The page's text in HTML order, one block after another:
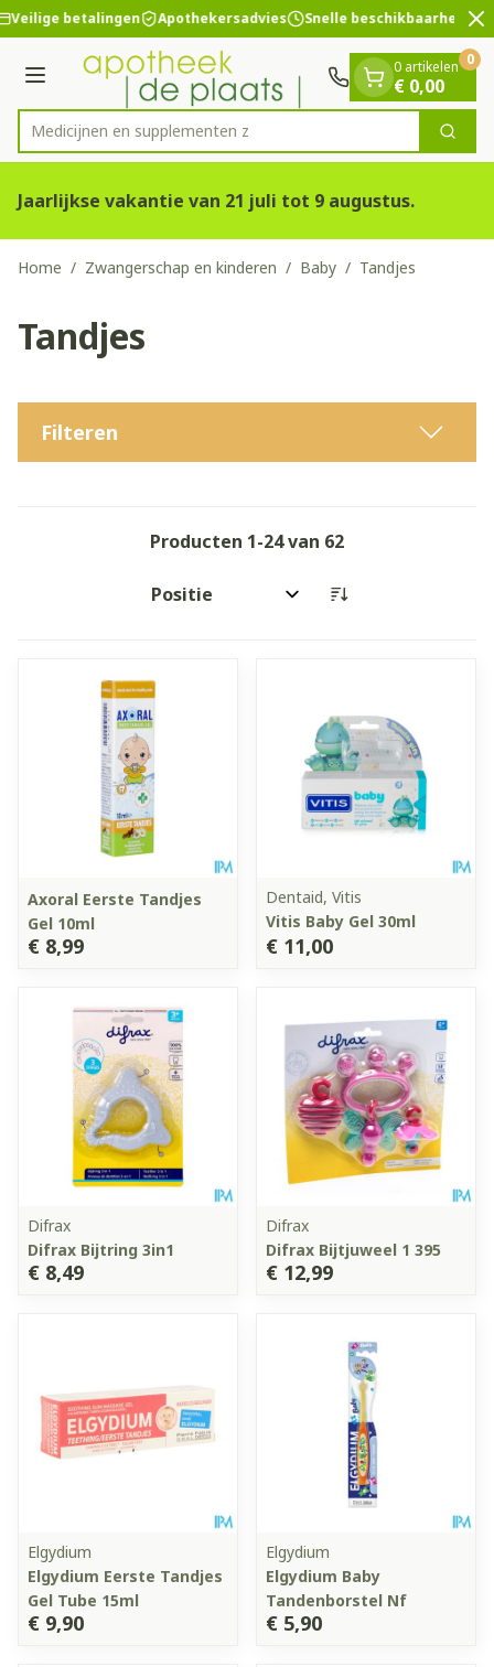
Ga naar de inhoud
2 van 2
Veilige betalingen Apothekersadvies Snelle beschikbaarheid
Menu
Product, merk, categorie...
Medicijnen Zoek
0 artikelen
€ 0,00
0
Jaarlijkse vakantie van 21 juli tot 9 augustus.
Home / Zwangerschap en kinderen / Baby / Tandjes
Tandjes
Filteren
Producten 1-24van 62
Sorteer op:
Axoral Eerste Tandjes
Gel 10ml
€ 8,99
Dentaid, Vitis
Vitis Baby Gel 30ml
€ 11,00
Difrax
Difrax Bijtring 3in1
€ 8,49
Difrax
Difrax Bijtjuweel 1 395
€ 12,99
Elgydium
Elgydium Eerste Tandjes
Gel Tube 15ml
€ 9,90
Elgydium
Elgydium Baby
Tandenborstel Nf
€ 5,90